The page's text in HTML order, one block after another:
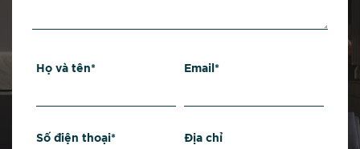
Họ và tên* Email*
Số điện thoại* Địa chỉ